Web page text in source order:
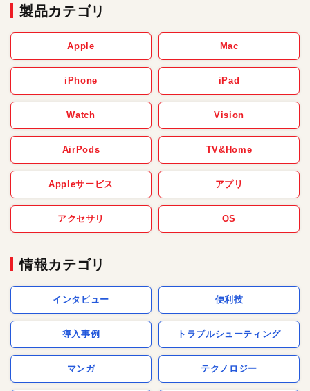
製品カテゴリ
Apple Mac
iPhone iPad
Watch Vision
AirPods TV&Home
Appleサービス アプリ
アクセサリ OS
情報カテゴリ
インタビュー 便利技
導入事例 トラブルシューティング
マンガ テクノロジー